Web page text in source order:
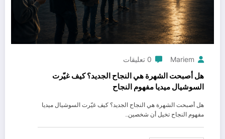
Mariem 0 تعليقات
هل أصبحت الشهرة هي النجاح الجديد؟ كيف غيّرت
السوشيال ميديا مفهوم النجاح
هل أصبحت الشهرة هي النجاح الجديد؟ كيف غيّرت السوشيال ميديا
مفهوم النجاح تخيل أن شخصين…